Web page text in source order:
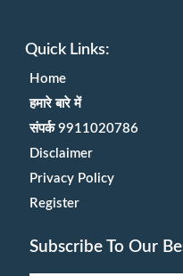
Quick Links:
Home
हमारे बारे में
संपर्क 9911020786
Disclaimer
Privacy Policy
Register
Subscribe To Our